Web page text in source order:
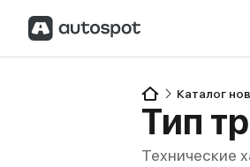
Каталог
Тип
Технические